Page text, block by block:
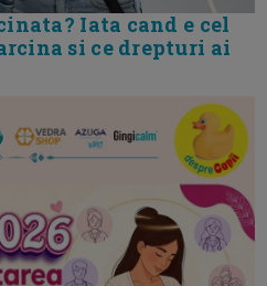
Iata cand e cel
si ce drepturi ai